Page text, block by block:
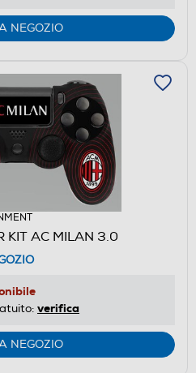
NEGOZIO
KIT AC MILAN 3.0
verifica
NEGOZIO